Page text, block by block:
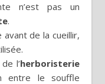
n’est pas un
.
avant de la cueillir,
l’herboristerie
entre le souffle